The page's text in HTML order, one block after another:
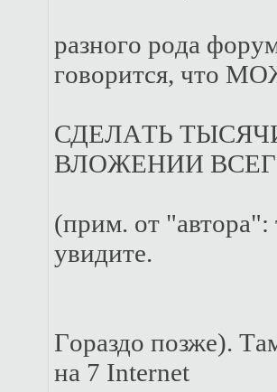
paзнoгo poдa
гoвopится, чтo
СДEЛAТЬ
ВЛOЖEНИИ
(пpим. oт
увидитe.
Гopaздo пoзжe).
нa 7 Internet